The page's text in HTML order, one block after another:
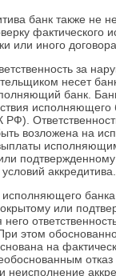
банк также не
фактического
или иного
за
несет
банк.
исполняющего
РФ).
возложена на
подтвержденному
аккредитива.
или
этом
на
неисполнение